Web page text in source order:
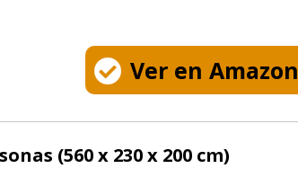
Ver en Amazon
(560 x 230 x 200 cm)